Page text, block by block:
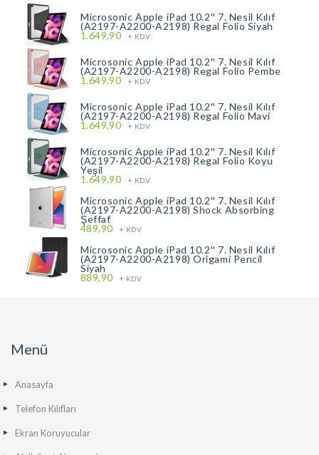
Microsonic Apple iPad 10.2'' 7. Nesil Kılıf
(A2197-A2200-A2198) Regal Folio Siyah
1.649,90 + KDV
Microsonic Apple iPad 10.2'' 7. Nesil Kılıf
(A2197-A2200-A2198) Regal Folio Pembe
1.649,90 + KDV
Microsonic Apple iPad 10.2'' 7. Nesil Kılıf
(A2197-A2200-A2198) Regal Folio Mavi
1.649,90 + KDV
Microsonic Apple iPad 10.2'' 7. Nesil Kılıf
(A2197-A2200-A2198) Regal Folio Koyu
Yeşil
1.649,90 + KDV
Microsonic Apple iPad 10.2'' 7. Nesil Kılıf
(A2197-A2200-A2198) Shock Absorbing
Şeffaf
489,90 + KDV
Microsonic Apple iPad 10.2'' 7. Nesil Kılıf
(A2197-A2200-A2198) Origami Pencil
Siyah
889,90 + KDV
Menü
Anasayfa
Telefon Kılıfları
Ekran Koruyucular